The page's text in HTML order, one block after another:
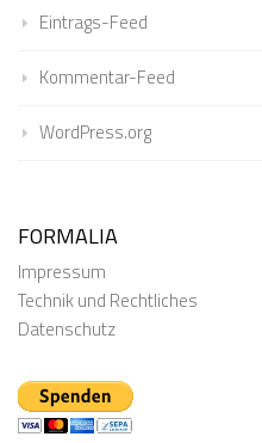
Eintrags-Feed
Kommentar-Feed
WordPress.org
FORMALIA
Impressum
Technik und Rechtliches
Datenschutz